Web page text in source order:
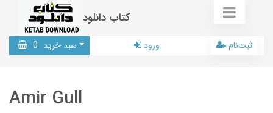
کتاب دانلود
سبد خرید 0 ورود ثبت‌نام
Amir Gull